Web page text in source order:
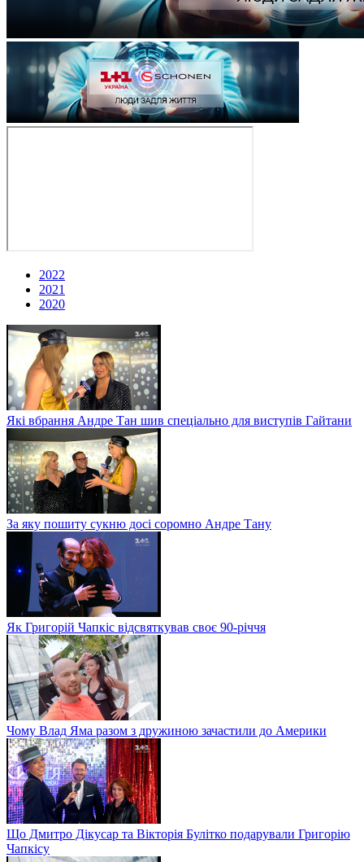
2022
2021
2020
Які вбрання Андре Тан шив спеціально для виступів Гайтани
За яку пошиту сукню досі соромно Андре Тану
Як Григорій Чапкіс відсвяткував своє 90-річчя
Чому Влад Яма разом з дружиною зачастили до Америки
Що Дмитро Дікусар та Вікторія Булітко подарували Григорію
Чапкісу